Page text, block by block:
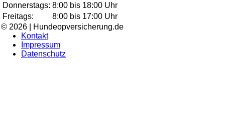
Donnerstags: 8:00 bis 18:00 Uhr
Freitags:
8:00 bis 17:00 Uhr
© 2026 | Hundeopversicherung.de
Kontakt
Impressum
Datenschutz